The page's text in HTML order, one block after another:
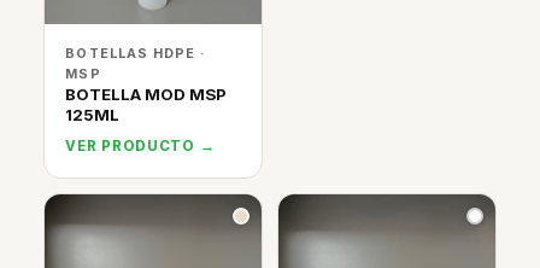
BOTELLAS HDPE ·
MSP
BOTELLA MOD MSP
125ML
VER PRODUCTO →